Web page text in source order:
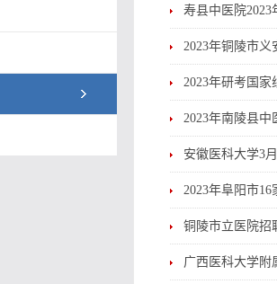
寿县中医院2023
2023年铜陵市
2023年研考国家
2023年南陵县
安徽医科大学3
2023年阜阳市
铜陵市立医院招
广西医科大学附